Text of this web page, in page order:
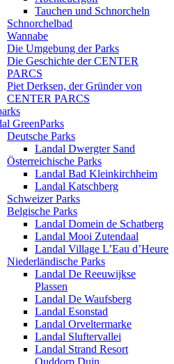
Tauchen und Schnorcheln
Schnorchelbad
Wannabe
Die Umgebung der Parks
Die Geschichte der CENTER
PARCS
Piet Derksen, der Gründer von
CENTER PARCS
GreenParks
Deutsche Parks
Landal Dwergter Sand
Österreichische Parks
Landal Bad Kleinkirchheim
Landal Katschberg
Schweizer Parks
Belgische Parks
Landal Domein de Schatberg
Landal Mooi Zutendaal
Landal Village L’Eau d’Heure
Niederländische Parks
Landal De Reeuwijkse
Plassen
Landal De Waufsberg
Landal Esonstad
Landal Orveltermarke
Landal Sluftervallei
Landal Strand Resort
Ouddorp Duin